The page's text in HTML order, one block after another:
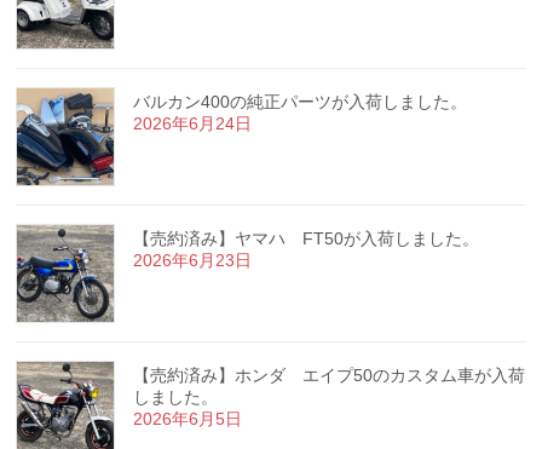
バルカン400の純正パーツが入荷しました。
2026年6月24日
【売約済み】ヤマハ FT50が入荷しました。
2026年6月23日
【売約済み】ホンダ エイプ50のカスタム車が入荷
しました。
2026年6月5日